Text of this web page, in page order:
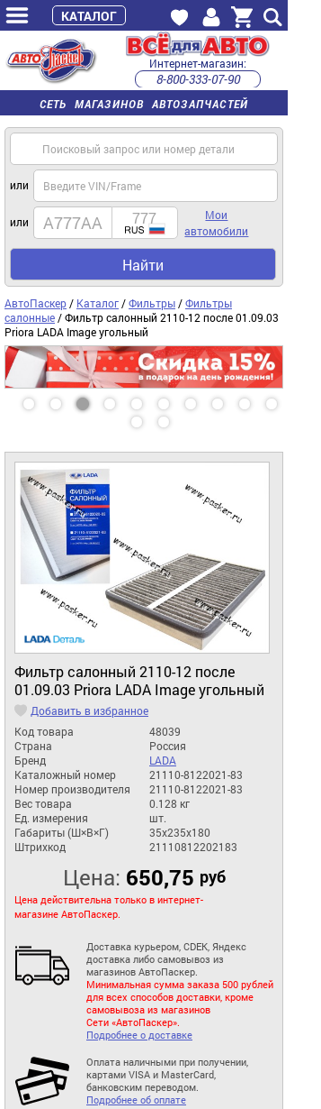
СЕТЬ МАГАЗИНОВ АВТОЗАПЧАСТЕЙ
Интернет-магазин:
8-800-333-07-90
часы работы с 9:00 до 22:00 (пн-пт)
или
или
Мои
автомобили
Найти
АвтоПаскер / Каталог /Фильтры /Фильтры
салонные / Фильтр салонный 2110-12 после 01.09.03
Priora LADA Image угольный
Фильтр салонный 2110-12 после
01.09.03 Priora LADA Image угольный
Добавить в избранное
Код товара
48039
Страна
Россия
Бренд
LADA
Каталожный номер
21110-8122021-83
Номер производителя
21110-8122021-83
Вес товара
0.128 кг
Ед. измерения
шт.
Габариты (Ш×В×Г)
35x235x180
Штрихкод
21110812202183
Цена: 650,75 руб
Цена действительна только в интернет-
магазине АвтоПаскер.
Доставка курьером, CDEK, Яндекс
доставка либо самовывоз из
магазинов АвтоПаскер.
Минимальная сумма заказа 500 рублей
для всех способов доставки, кроме
самовывоза из магазинов
Сети «АвтоПаскер».
Подробнее о доставке
Оплата наличными при получении,
картами VISA и MasterCard,
банковским переводом.
Подробнее об оплате
КАТАЛОГ